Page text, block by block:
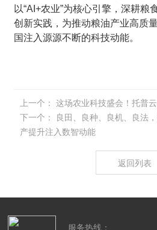
以“AI+农业”为核心引擎，深耕粮
创新实践，为推动粮油产业高质
国注入源源不断的科技动能。
上一个：
这场农业科技盛会！托普
下一个：
良田、良种、良机、良法
产提升注入数智动能
返回列表
服务热线：